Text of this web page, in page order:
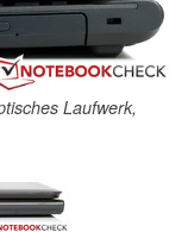
Laufwerk,